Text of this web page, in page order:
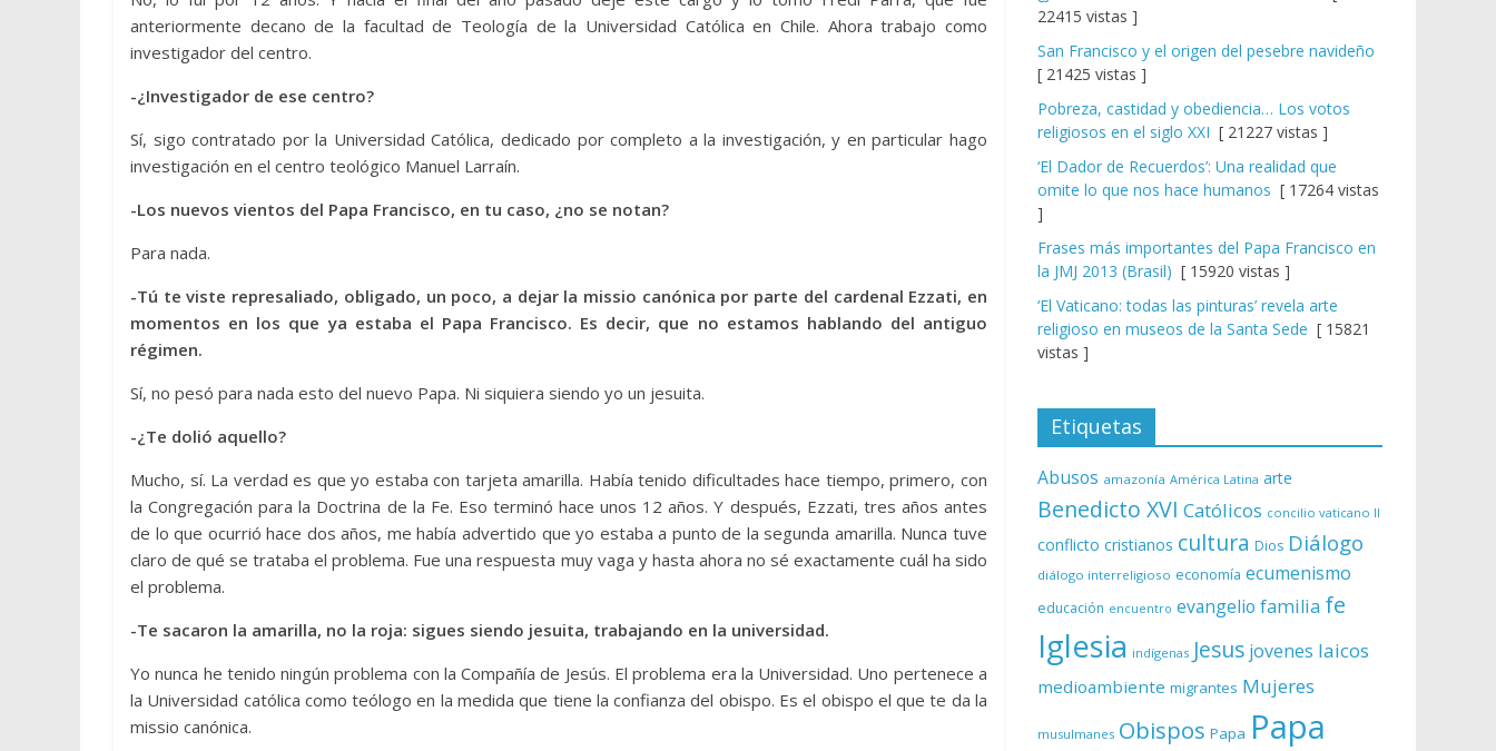
anteriormente decano de la facultad de Teología de la Universidad Católica en Chile. Ahora trabajo como
investigador del centro.
-¿Investigador de ese centro?
Sí, sigo contratado por la Universidad Católica, dedicado por completo a la investigación, y en particular hago
investigación en el centro teológico Manuel Larraín.
-Los nuevos vientos del Papa Francisco, en tu caso, ¿no se notan?
Para nada.
-Tú te viste represaliado, obligado, un poco, a dejar la missio canónica por parte del cardenal Ezzati, en
momentos en los que ya estaba el Papa Francisco. Es decir, que no estamos hablando del antiguo
régimen.
Sí, no pesó para nada esto del nuevo Papa. Ni siquiera siendo yo un jesuita.
-¿Te dolió aquello?
Mucho, sí. La verdad es que yo estaba con tarjeta amarilla. Había tenido dificultades hace tiempo, primero, con
la Congregación para la Doctrina de la Fe. Eso terminó hace unos 12 años. Y después, Ezzati, tres años antes
de lo que ocurrió hace dos años, me había advertido que yo estaba a punto de la segunda amarilla. Nunca tuve
claro de qué se trataba el problema. Fue una respuesta muy vaga y hasta ahora no sé exactamente cuál ha sido
el problema.
-Te sacaron la amarilla, no la roja: sigues siendo jesuita, trabajando en la universidad.
Yo nunca he tenido ningún problema con la Compañía de Jesús. El problema era la Universidad. Uno pertenece a
la Universidad católica como teólogo en la medida que tiene la confianza del obispo. Es el obispo el que te da la
missio canónica.
22415 vistas ]
San Francisco y el origen del pesebre navideño
[ 21425 vistas ]
Pobreza, castidad y obediencia… Los votos
religiosos en el siglo XXI [ 21227 vistas ]
‘El Dador de Recuerdos’: Una realidad que
omite lo que nos hace humanos [ 17264 vistas
]
Frases más importantes del Papa Francisco en
la JMJ 2013 (Brasil) [ 15920 vistas ]
‘El Vaticano: todas las pinturas’ revela arte
religioso en museos de la Santa Sede [ 15821
vistas ]
Etiquetas
Abusos amazonía América Latina arte
Benedicto XVI Católicos concilio vaticano II
conflicto cristianos cultura Dios Diálogo
diálogo interreligioso economía ecumenismo
educación encuentro evangelio familia fe
Iglesia indígenas Jesus jovenes laicos
medioambiente migrantes Mujeres
musulmanes Obispos Papa Papa